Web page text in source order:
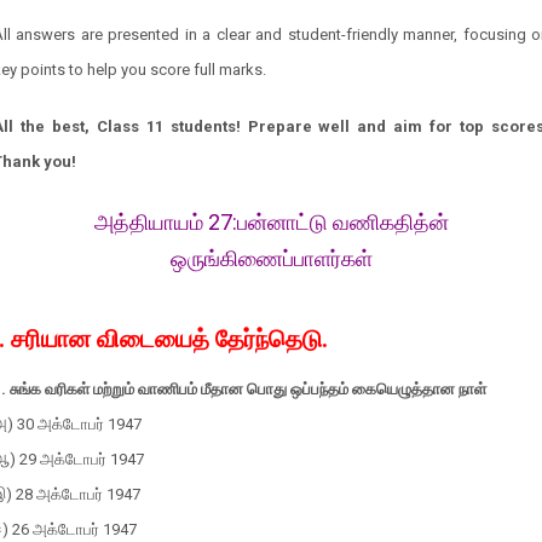
answers are presented in a clear and student-friendly manner, focusing
points to help you score full marks.
the best, Class 11 students! Prepare well and aim for top
you!
அத்தியாயம் 27:பன்னாட்டு வணிகதித்ன்
ஒருங்கிணைப்பாளர்கள்
சரியான விடையைத் தேர்ந்தெடு.
சுங்க வரிகள் மற்றும் வாணிபம் மீதான பொது ஒப்பந்தம் கையெழுத்தான நாள்
30 அக்டோபர் 1947
29 அக்டோபர் 1947
28 அக்டோபர் 1947
26 அக்டோபர் 1947